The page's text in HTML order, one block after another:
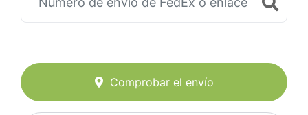
Comprobar el envío